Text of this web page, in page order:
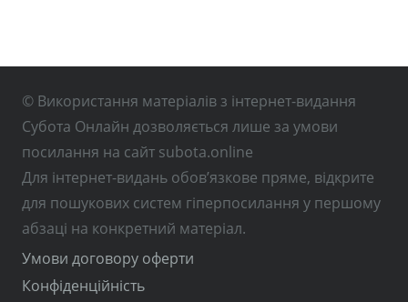
© Використання матеріалів з інтернет-видання
Субота Онлайн дозволяється лише за умови
посилання на сайт subota.online
Для інтернет-видань обов’язкове пряме, відкрите
для пошукових систем гіперпосилання у першому
абзаці на конкретний матеріал.
Умови договору оферти
Конфіденційність